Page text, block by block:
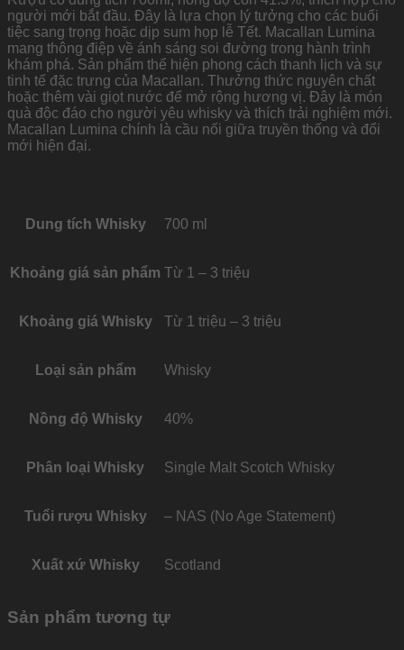
người mới bắt đầu. Đây là lựa chọn lý tưởng cho các buổi
tiệc sang trọng hoặc dịp sum họp lễ Tết. Macallan Lumina
mang thông điệp về ánh sáng soi đường trong hành trình
khám phá. Sản phẩm thể hiện phong cách thanh lịch và sự
tinh tế đặc trưng của Macallan. Thưởng thức nguyên chất
hoặc thêm vài giọt nước để mở rộng hương vị. Đây là món
quà độc đáo cho người yêu whisky và thích trải nghiệm mới.
Macallan Lumina chính là cầu nối giữa truyền thống và đổi
mới hiện đại.
Dung tích Whisky 700 ml
Khoảng giá sản phẩm Từ 1 – 3 triệu
Khoảng giá Whisky Từ 1 triệu – 3 triệu
Loại sản phẩm Whisky
Nồng độ Whisky 40%
Phân loại Whisky Single Malt Scotch Whisky
Tuổi rượu Whisky – NAS (No Age Statement)
Xuất xứ Whisky Scotland
Sản phẩm tương tự